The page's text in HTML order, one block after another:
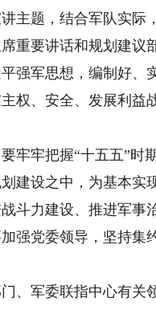
题，结合军队实际
重要讲话和规划建议
强军思想，编制好、
权、安全、发展利益
牢把握“十五五”时
建设之中，为基本实
斗力建设、推进军事
强党委领导，坚持集
军委联指中心有关领